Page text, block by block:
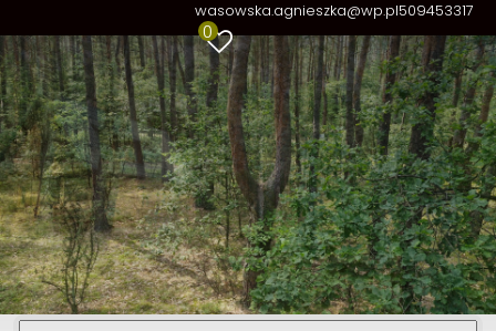
wasowska.agnieszka@wp.pl509453317
0